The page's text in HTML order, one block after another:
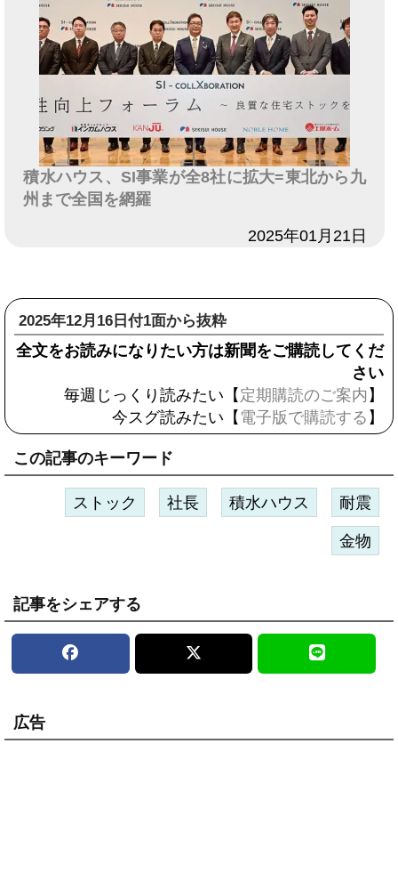
積水ハウス、SI事業が全8社に拡大=東北から九
州まで全国を網羅
2025年01月21日
2025年12月16日付1面から抜粋
全文をお読みになりたい方は新聞をご購読してくだ
さい
毎週じっくり読みたい【 定期購読のご案内 】
今スグ読みたい【 電子版で購読する 】
この記事のキーワード
ストック 社長 積水ハウス 耐震
金物
記事をシェアする
広告